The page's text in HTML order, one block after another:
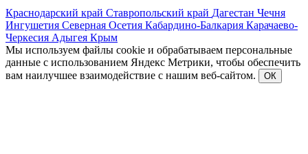
Краснодарский край Ставропольский край Дагестан Чечня
Ингушетия Северная Осетия Кабардино-Балкария Карачаево-
Черкесия Адыгея Крым
Мы используем файлы cookie и обрабатываем персональные
данные с использованием Яндекс Метрики, чтобы обеспечить
вам наилучшее взаимодействие с нашим веб-сайтом.
ОК